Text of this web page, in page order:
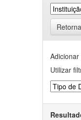
Adicionar
Utilizar